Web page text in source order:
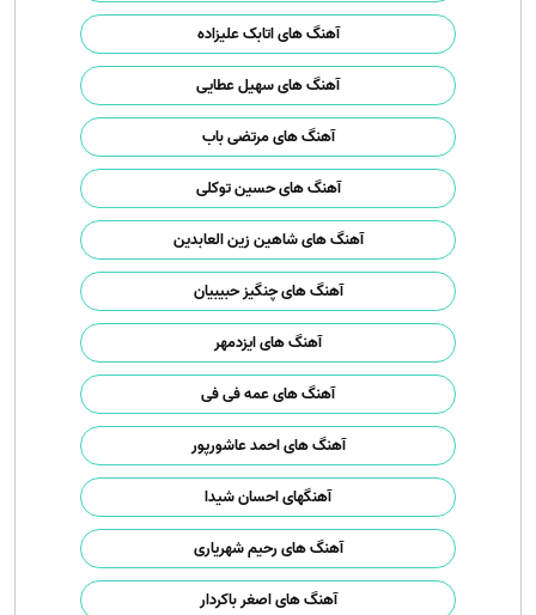
آهنگ های اتابک علیزاده
آهنگ های سهیل عطایی
آهنگ های مرتضی باب
آهنگ های حسین توکلی
آهنگ های شاهین زین العابدین
آهنگ های چنگیز حبیبیان
آهنگ های ایزدمهر
آهنگ های عمه فی فی
آهنگ های احمد عاشورپور
آهنگهای احسان شیدا
آهنگ های رحیم شهریاری
آهنگ های اصغر باکردار